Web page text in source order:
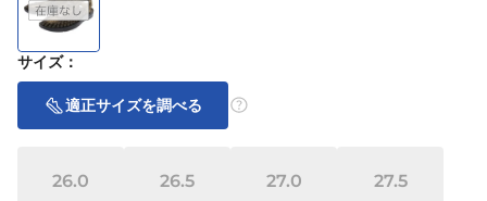
サイズ：
適正サイズを調べる
26.0 26.5 27.0 27.5